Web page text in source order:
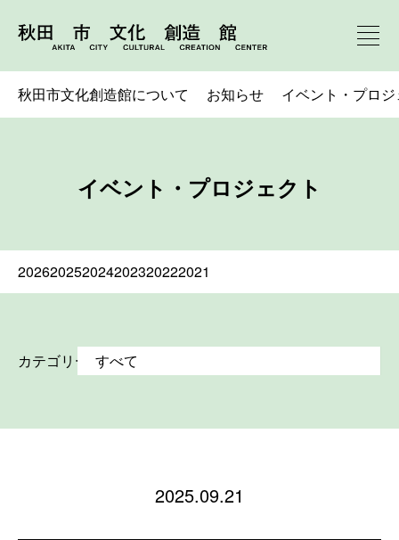
秋田市文化創造館について お知らせ イベント・プロ
イベント・プロジェクト
202620252024202320222021
カテゴリー
2025.09.21